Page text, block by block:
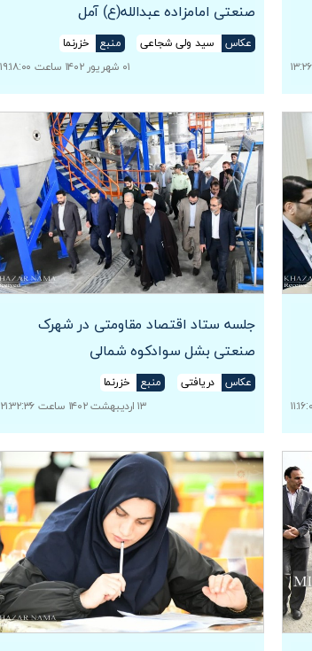
صنعتی امامزاده عبدالله(ع) آمل
عکاس سید ولی شجاعی منبع
خزرنما
۰۱ شهریور ۱۴۰۲ ساعت ۱۹:۱۸:۰۰
جلسه ستاد اقتصاد مقاومتی در شهرک
صنعتی بشل سوادکوه شمالی
عکاس دریافتی منبع
خزرنما
۱۳ اردیبهشت ۱۴۰۲ ساعت ۲۱:۳۲:۳۶